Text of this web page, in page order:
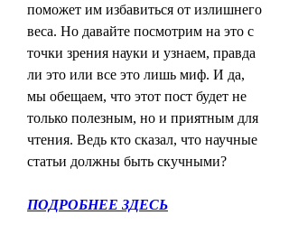
поможет им избавиться от излишнего
веса. Но давайте посмотрим на это с
точки зрения науки и узнаем, правда
ли это или все это лишь миф. И да,
мы обещаем, что этот пост будет не
только полезным, но и приятным для
чтения. Ведь кто сказал, что научные
статьи должны быть скучными?
ПОДРОБНЕЕ ЗДЕСЬ